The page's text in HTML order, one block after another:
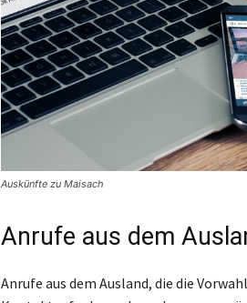
Auskünfte zu Maisach
Anrufe aus dem
Anrufe aus dem Ausland, die die